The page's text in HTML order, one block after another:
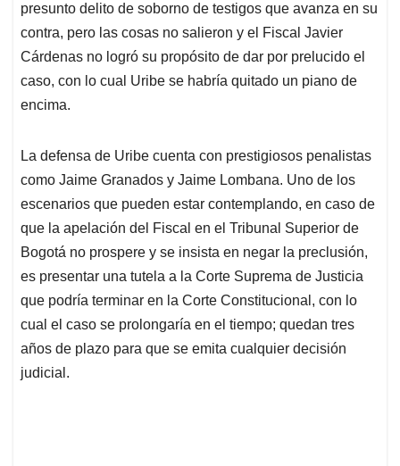
presunto delito de soborno de testigos que avanza en su
contra, pero las cosas no salieron y el Fiscal Javier
Cárdenas no logró su propósito de dar por prelucido el
caso, con lo cual Uribe se habría quitado un piano de
encima.
La defensa de Uribe cuenta con prestigiosos penalistas
como Jaime Granados y Jaime Lombana. Uno de los
escenarios que pueden estar contemplando, en caso de
que la apelación del Fiscal en el Tribunal Superior de
Bogotá no prospere y se insista en negar la preclusión,
es presentar una tutela a la Corte Suprema de Justicia
que podría terminar en la Corte Constitucional, con lo
cual el caso se prolongaría en el tiempo; quedan tres
años de plazo para que se emita cualquier decisión
judicial.